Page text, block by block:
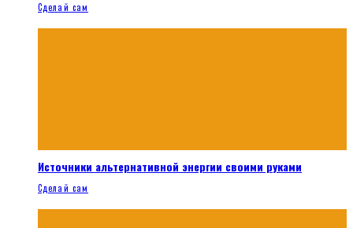
Сделай сам
Источники альтернативной энергии своими руками
Сделай сам